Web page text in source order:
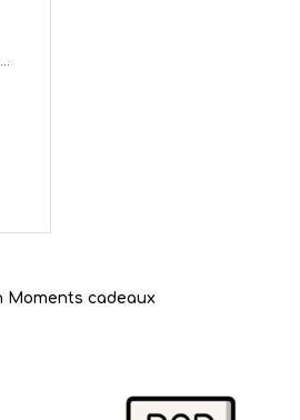
Moments cadeaux